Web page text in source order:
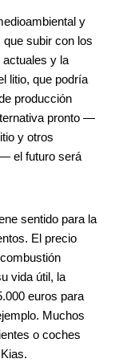
y
subir con los
y la
litio, que podría
producción
pronto —
y otros
el futuro será
sentido para la
El precio
vida útil, la
euros para
Muchos
o coches